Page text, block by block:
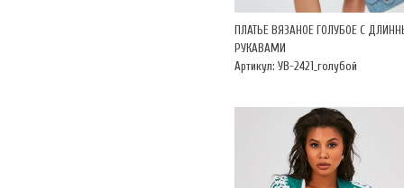
ПЛАТЬЕ ВЯЗАНОЕ ГОЛУБОЕ С
РУКАВАМИ
Артикул: УВ-2421_голубой